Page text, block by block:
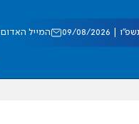
08/2026 המייל האדום